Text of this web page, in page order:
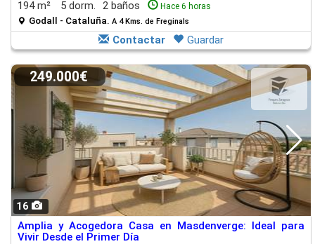
194 m² 5 dorm. 2 baños Hace 6 horas
Godall - Cataluña. A 4 Kms. de Freginals
Contactar Guardar
16
249.000€
Amplia y Acogedora Casa en Masdenverge: Ideal para
Vivir Desde el Primer Día